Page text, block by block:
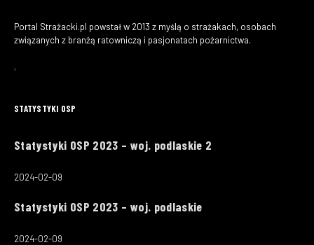
Portal Strażacki.pl powstał w 2013 z myślą o strażakach, osobach
związanych z branżą ratowniczą i pasjonatach pożarnictwa.
STATYSTYKI OSP
Statystyki OSP 2023 – woj. podlaskie 2
2024-02-09
Statystyki OSP 2023 – woj. podlaskie
2024-02-09